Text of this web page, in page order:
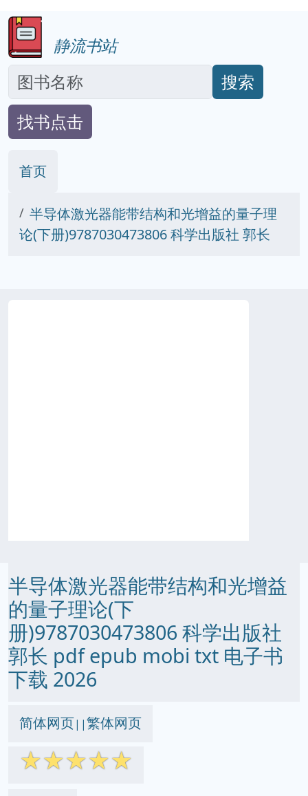
静流书站
搜索
找书点击
首页
半导体激光器能带结构和光增益的量子理
论(下册)9787030473806 科学出版社 郭长
半导体激光器能带结构和光增益
的量子理论(下
册)9787030473806 科学出版社
郭长 pdf epub mobi txt 电子书
下载 2026
简体网页||繁体网页
☆☆☆☆☆